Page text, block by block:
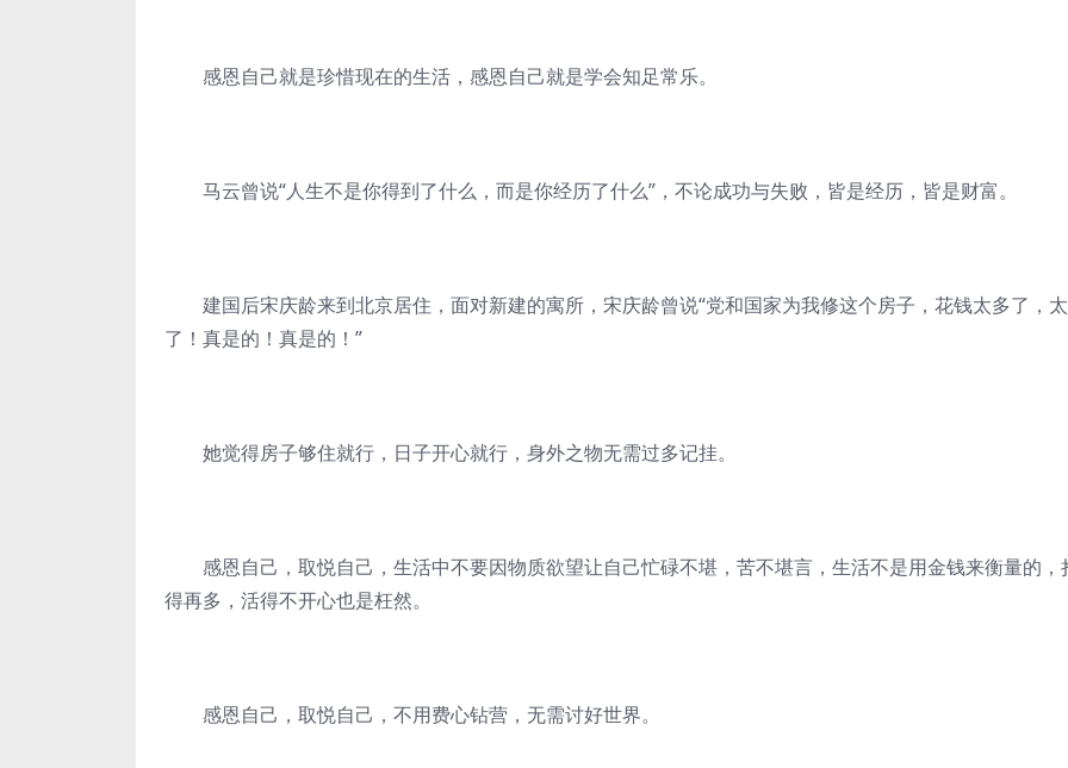
感恩自己就是珍惜现在的生活，感恩自己就是学会知足常乐。
马云曾说“人生不是你得到了什么，而是你经历了什么”，不论成功与失败，皆是经历，皆是财富。
建国后宋庆龄来到北京居住，面对新建的寓所，宋庆龄曾说“党和国家为我修这个房子，花钱太多了，
了！真是的！真是的！”
她觉得房子够住就行，日子开心就行，身外之物无需过多记挂。
感恩自己，取悦自己，生活中不要因物质欲望让自己忙碌不堪，苦不堪言，生活不是用金钱来衡量的，
得再多，活得不开心也是枉然。
感恩自己，取悦自己，不用费心钻营，无需讨好世界。